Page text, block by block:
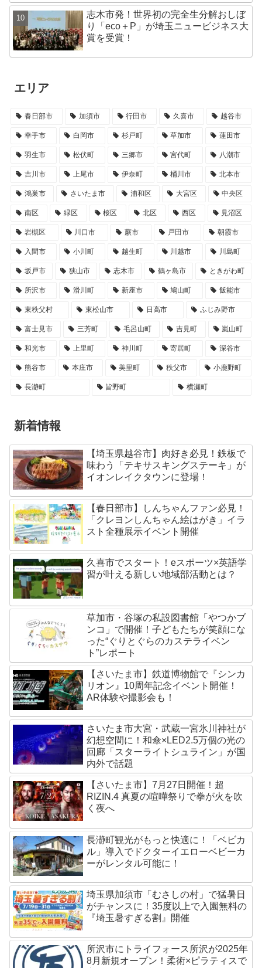
志木市発！世界初の完全生分解おしぼ
り「eco＋P」が埼玉ニュービジネス大
賞を受賞！
エリア
春日部市 加須市 行田市 久喜市 越谷市
幸手市 白岡市 杉戸町 草加市 蓮田市
羽生市 松伏町 三郷市 宮代町 八潮市
吉川市 上尾市 伊奈町 桶川市 北本市
鴻巣市 さいたま市 浦和区 大宮区 中央区
南区 緑区 桜区 北区 西区 見沼区
岩槻区 川口市 蕨市 戸田市 朝霞市
入間市 小川町 越生町 川越市 川島町
坂戸市 狭山市 志木市 鶴ヶ島市 ときがわ町
所沢市 滑川町 新座市 鳩山町 飯能市
東秩父村 東松山市 日高市 ふじみ野市
富士見市 三芳町 毛呂山町 吉見町 嵐山町
和光市 上里町 神川町 寄居町 深谷市
熊谷市 本庄市 美里町 秩父市 小鹿野町
長瀞町 皆野町 横瀬町
新着情報
【埼玉県越谷市】肉好き必見！鉄板で
味わう「テキサスキングステーキ」が
イオンレイクタウンに登場！
【春日部市】しんちゃんファン必見！
「クレヨンしんちゃん絵はがき」イラ
スト全種展示イベント開催
久喜市でスタート！eスポーツ×英語学
習が叶える新しい地域部活動とは？
草加市・谷塚の私設図書館「やつかブ
ンコ」で開催！子どもたちが笑顔にな
った“ぐりとぐらのカステライベン
ト”レポート
【さいたま市】鉄道博物館で『シンカ
リオン』10周年記念イベント開催！
AR体験や撮影会も！
さいたま市大宮・武蔵一宮氷川神社が
幻想空間に！和傘×LED2.5万個の光の
回廊「スターライトシュライン」が国
内外で話題
【さいたま市】7月27日開催！超
RIZIN.4 真夏の喧嘩祭りで拳が火を吹
く夜へ
長瀞町観光がもっと快適に！「ベビカ
ル」導入でドクターイエローベビーカ
ーがレンタル可能に！
埼玉県加須市「むさしの村」で猛暑日
がチャンスに！35度以上で入園無料の
『埼玉暑すぎる割』開催
所沢市にトライフォース所沢が2025年
8月新規オープン！柔術×ピラティスで